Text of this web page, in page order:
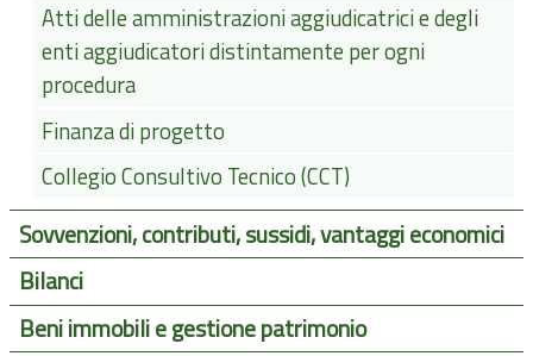
Atti delle amministrazioni aggiudicatrici e degli
enti aggiudicatori distintamente per ogni
procedura
Finanza di progetto
Collegio Consultivo Tecnico (CCT)
Sovvenzioni, contributi, sussidi, vantaggi economici
Bilanci
Beni immobili e gestione patrimonio